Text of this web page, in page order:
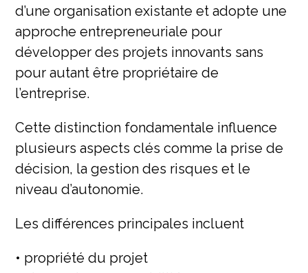
d’une organisation existante et adopte une
approche entrepreneuriale pour
développer des projets innovants sans
pour autant être propriétaire de
l’entreprise.
Cette distinction fondamentale influence
plusieurs aspects clés comme la prise de
décision, la gestion des risques et le
niveau d’autonomie.
Les différences principales incluent
• propriété du projet